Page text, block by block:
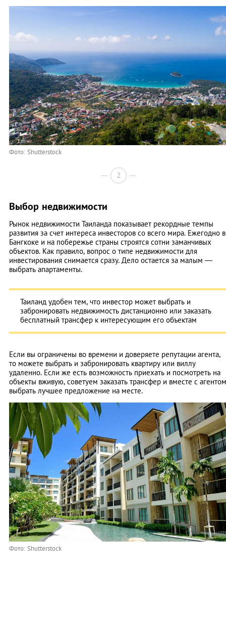
Фото: Shutterstock
2
Выбор недвижимости
Рынок недвижимости Таиланда показывает рекордные темпы
развития за счет интереса инвесторов со всего мира. Ежегодно в
Бангкоке и на побережье страны строятся сотни заманчивых
объектов. Как правило, вопрос о типе недвижимости для
инвестирования снимается сразу. Дело остается за малым —
выбрать апартаменты.
Таиланд удобен тем, что инвестор может выбрать и
забронировать недвижимость дистанционно или заказать
бесплатный трансфер к интересующим его объектам
Если вы ограничены во времени и доверяете репутации агента,
то можете выбрать и забронировать квартиру или виллу
удаленно. Если же есть возможность приехать и посмотреть на
объекты вживую, советуем заказать трансфер и вместе с агентом
выбрать лучшее предложение на месте.
Фото: Shutterstock